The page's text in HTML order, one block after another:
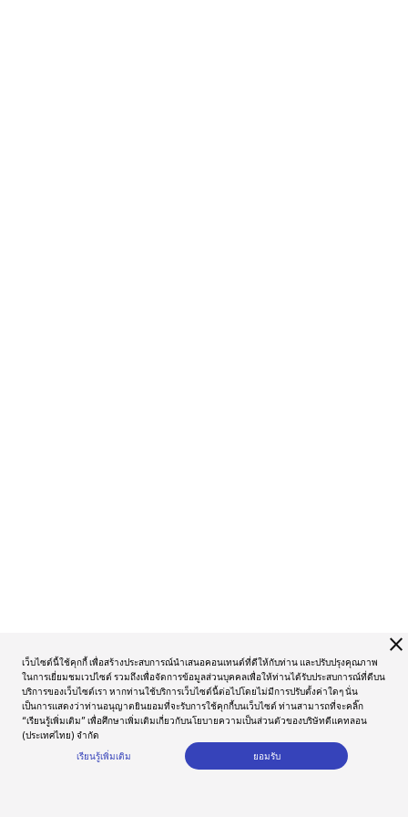
close
เว็บไซต์นี้ใช้คุกกี้ เพื่อสร้างประสบการณ์นำเสนอคอนเทนต์ที่ดีให้กับท่าน และปรับปรุงคุณภาพ
ในการเยี่ยมชมเวปไซต์ รวมถึงเพื่อจัดการข้อมูลส่วนบุคคลเพื่อให้ท่านได้รับประสบการณ์ที่ดีบน
บริการของเว็บไซต์เรา หากท่านใช้บริการเว็บไซต์นี้ต่อไปโดยไม่มีการปรับตั้งค่าใดๆ นั่น
เป็นการแสดงว่าท่านอนุญาตยินยอมที่จะรับการใช้คุกกี้บนเว็บไซต์ ท่านสามารถที่จะคลิ๊ก
“เรียนรู้เพิ่มเติม” เพื่อศึกษาเพิ่มเติมเกี่ยวกับนโยบายความเป็นส่วนตัวของบริษัทดีแคทลอน
(ประเทศไทย) จำกัด
เรียนรู้เพิ่มเติม
ยอมรับ